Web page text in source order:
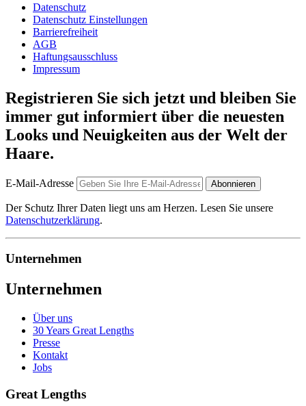
Datenschutz
Datenschutz Einstellungen
Barrierefreiheit
AGB
Haftungsausschluss
Impressum
Registrieren Sie sich jetzt und bleiben Sie
immer gut informiert über die neuesten
Looks und Neuigkeiten aus der Welt der
Haare.
E-Mail-Adresse Abonnieren
Der Schutz Ihrer Daten liegt uns am Herzen. Lesen Sie unsere
Datenschutzerklärung.
Unternehmen
Unternehmen
Über uns
30 Years Great Lengths
Presse
Kontakt
Jobs
Great Lengths